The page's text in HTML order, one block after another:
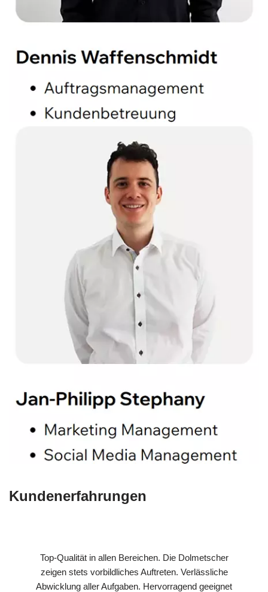
Kundenerfahrungen
Top-Qualität in allen Bereichen. Die Dolmetscher
zeigen stets vorbildliches Auftreten. Verlässliche
Abwicklung aller Aufgaben. Hervorragend geeignet